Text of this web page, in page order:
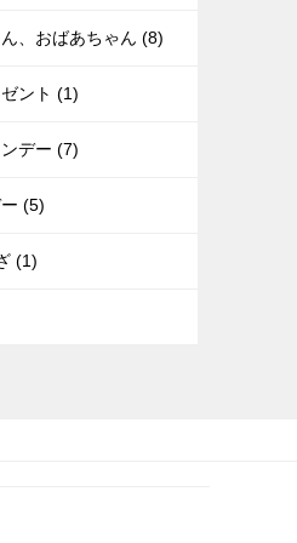
、おばあちゃん (8)
ント (1)
デー (7)
(5)
(1)